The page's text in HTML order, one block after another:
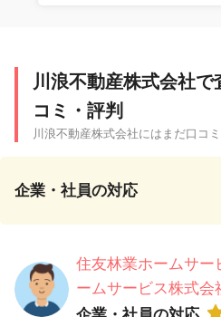
川浪不動産株式会社
コミ・評判
川浪不動産株式会社にはまだ口コ
企業・社員の対応
住友林業ホームサー
ームサービス株式会